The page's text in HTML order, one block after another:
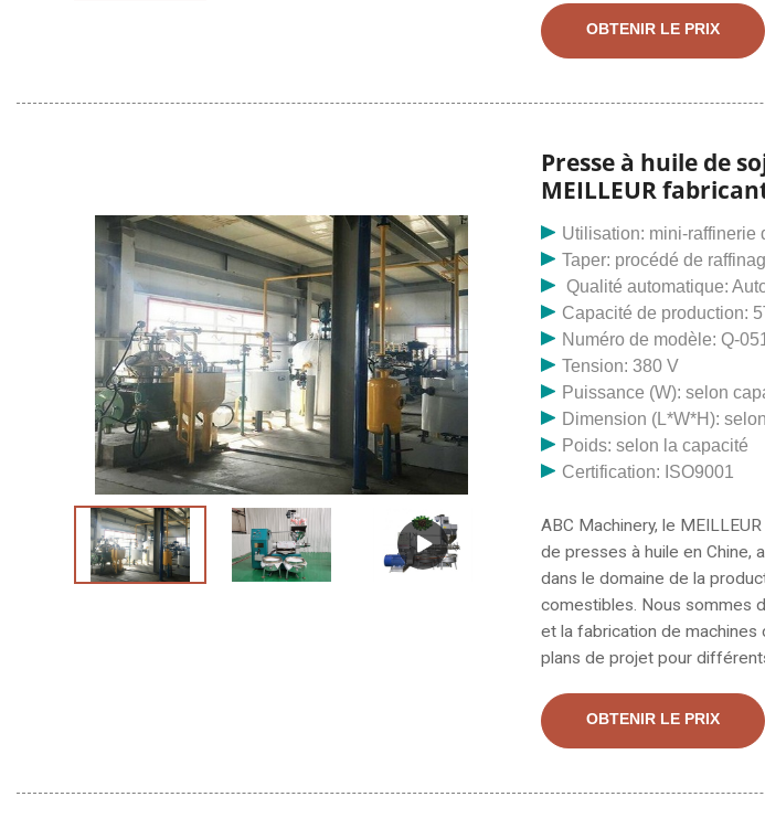
pétrole, etc. Le choix de la
l’huile de soja doit être
finale. Goyum Screw Press
Ludhiana, exportateur de
Pendjab, fournisseur de
presse à huile de soja.
Tchad.
OBTENIR LE PRIX
Presse à huile de
MEILLEUR
Utilisation: mini-raffinerie
Taper: procédé de
Qualité automatique:
Capacité de production:
Numéro de modèle: Q-
Tension: 380 V
Puissance (W): selon
Dimension (L*W*H):
Poids: selon la capacité
Certification: ISO9001
ABC Machinery, le
de presses à huile en Chine,
dans le domaine de la
comestibles. Nous sommes
et la fabrication de machines
plans de projet pour
pois/arachide, graines de
haricots de canola, etc.
conception simple, de petite
OBTENIR LE PRIX